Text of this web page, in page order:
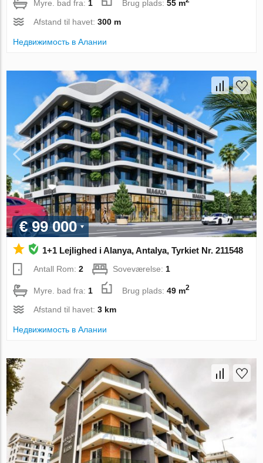
Myre. bad fra: 1 Brug plads:55 m
Afstand til havet:300 m
Недвижимость в Алании
€ 99 000
1+1 Lejlighed i Alanya, Antalya, Tyrkiet Nr. 211548
Antall Rom:2 Soveværelse:1
Myre. bad fra: 1 Brug plads:49 m2
Afstand til havet:3 km
Недвижимость в Алании